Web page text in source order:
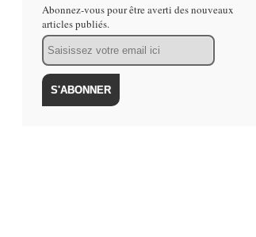
Abonnez-vous pour être averti des nouveaux
articles publiés.
Email